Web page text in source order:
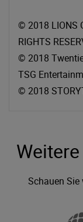
© 2018 LIONS
RIGHTS
© 2018
TSG
© 2018
Schauen